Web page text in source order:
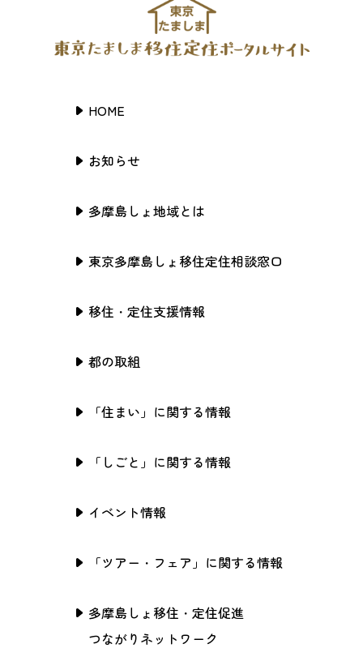
HOME
お知らせ
多摩島しょ地域とは
東京多摩島しょ移住定住相談窓口
移住・定住支援情報
都の取組
「住まい」に関する情報
「しごと」に関する情報
イベント情報
「ツアー・フェア」に関する情報
多摩島しょ移住・定住促進
つながりネットワーク